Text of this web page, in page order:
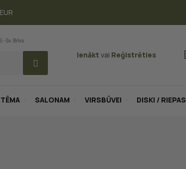
Sv. Brīvs
Ienākt vai Reģistrēties
SALONAM VIRSBŪVEI DISKI / RIEPAS